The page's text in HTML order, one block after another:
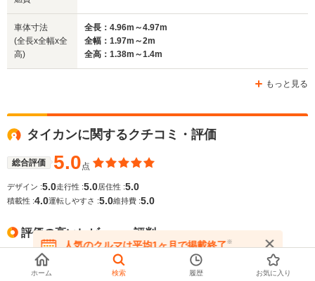
車体寸法
(全長x全幅x全
高)
全長：4.96m～4.97m
全幅：1.97m～2m
全高：1.38m～1.4m
もっと見る
タイカンに関するクチコミ・評価
総合評価 5.0点
デザイン :5.0走行性 :5.0居住性 :5.0
積載性 :4.0運転しやすさ :5.0維持費 :5.0
評価の高いレビュー・評判
King of BEV！ 究極の4座スポーツサルーンです
人気のクルマは平均1ヶ月で掲載終了※
在庫が無くなる前にお問い合わせください
ホーム 検索 履歴 お気に入り